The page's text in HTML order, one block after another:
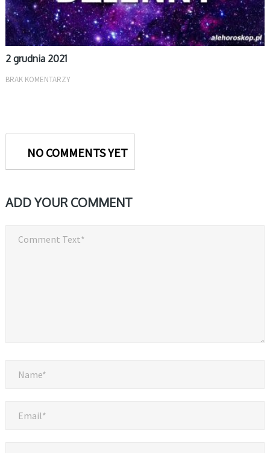
2 grudnia 2021
BRAK KOMENTARZY
NO COMMENTS YET
ADD YOUR COMMENT